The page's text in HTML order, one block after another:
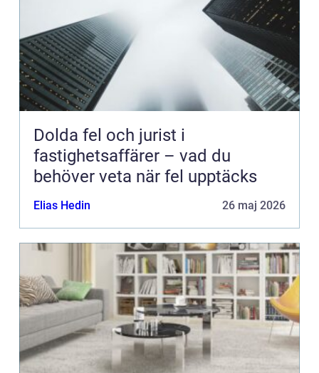
Dolda fel och jurist i
fastighetsaffärer – vad du
behöver veta när fel upptäcks
Elias Hedin 26 maj 2026